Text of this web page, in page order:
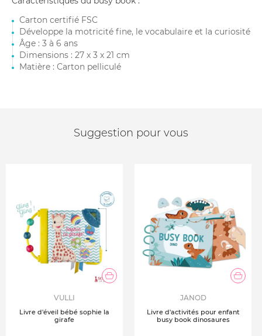
Carton certifié FSC
Développe la motricité fine, le vocabulaire et la curiosité
Âge : 3 à 6 ans
Dimensions : 27 x 3 x 21 cm
Matière : Carton pelliculé
Suggestion pour vous
VULLI
Livre d'éveil bébé sophie la
girafe
JANOD
Livre d'activités pour enfant
busy book dinosaures